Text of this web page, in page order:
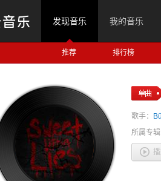
发现音乐 我的音乐
推荐 排行榜